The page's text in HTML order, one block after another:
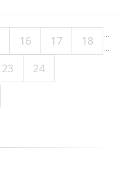
…
16 17
18
23 24
…